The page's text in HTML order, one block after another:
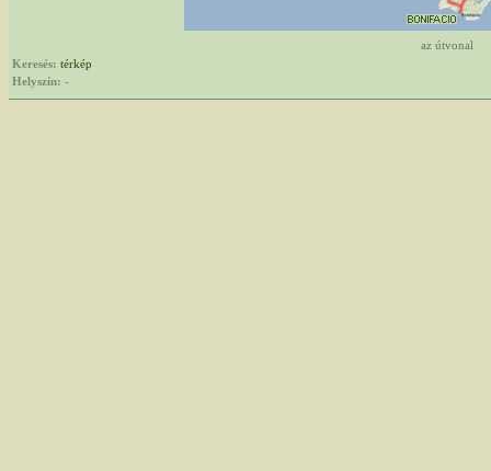
az útvonal
Keresés: térkép
Helyszín: -